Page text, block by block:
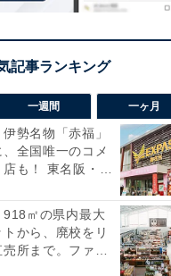
一週間 一ヶ月
伊勢名物「赤福」
全国唯一のコメ
も！ 東名阪・
918㎡の県内最大
から、廃校をリ
売所まで。ファ